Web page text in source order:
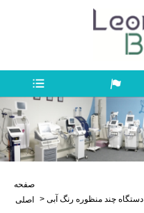
صفحه
اصلی
> دستگاه چند منظوره رنگ آبی